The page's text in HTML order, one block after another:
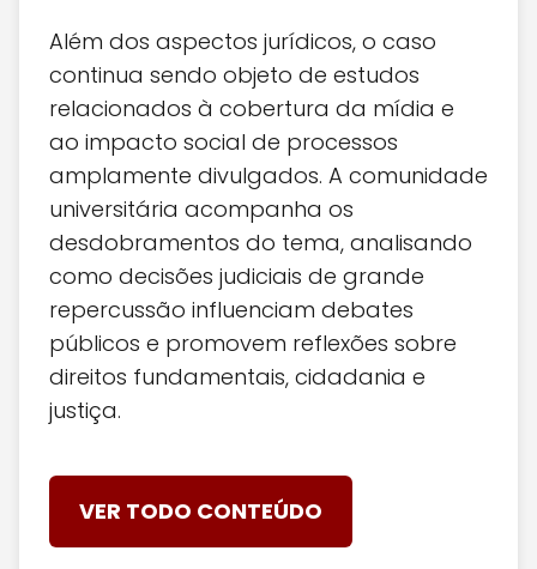
Além dos aspectos jurídicos, o caso
continua sendo objeto de estudos
relacionados à cobertura da mídia e
ao impacto social de processos
amplamente divulgados. A comunidade
universitária acompanha os
desdobramentos do tema, analisando
como decisões judiciais de grande
repercussão influenciam debates
públicos e promovem reflexões sobre
direitos fundamentais, cidadania e
justiça.
VER TODO CONTEÚDO